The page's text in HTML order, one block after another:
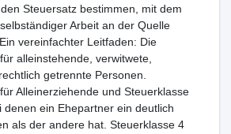
Steuersatz bestimmen, mit dem
Arbeit an der Quelle
vereinfachter Leitfaden: Die
alleinstehende, verwitwete,
getrennte Personen.
Alleinerziehende und Steuerklasse
denen ein Ehepartner ein deutlich
als der andere hat. Steuerklasse 4